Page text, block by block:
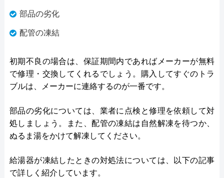
部品の劣化
配管の凍結
初期不良の場合は、保証期間内であればメーカーが無料
で修理・交換してくれるでしょう。購入してすぐのトラ
ブルは、メーカーに連絡するのが一番です。
部品の劣化については、業者に点検と修理を依頼して対
処しましょう。また、配管の凍結は自然解凍を待つか、
ぬるま湯をかけて解凍してください。
給湯器が凍結したときの対処法については、以下の記事
で詳しく紹介しています。